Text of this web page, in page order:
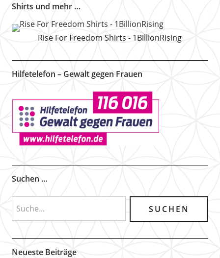
Shirts und mehr …
Rise For Freedom Shirts - 1BillionRising
Hilfetelefon – Gewalt gegen Frauen
Suchen …
Neueste Beiträge